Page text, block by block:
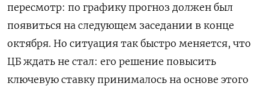
пересмотр: по графику прогноз должен был
появиться на следующем заседании в конце
октября. Но ситуация так быстро меняется, что
ЦБ ждать не стал: его решение повысить
ключевую ставку принималось на основе этого